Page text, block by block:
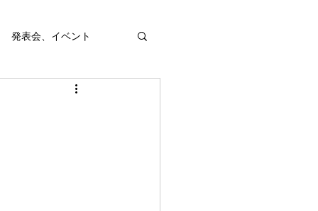
発表会、イベント